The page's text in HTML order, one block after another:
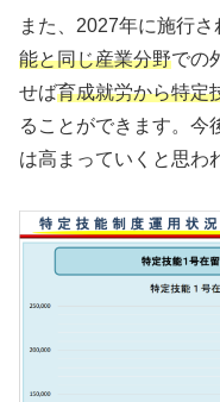
また、2027年に施行さ
能と同じ産業分野での
せば育成就労から特定
ることができます。今
は高まっていくと思わ